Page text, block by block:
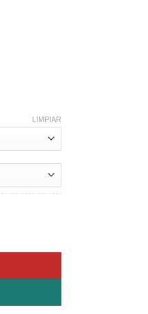
LIMPIAR